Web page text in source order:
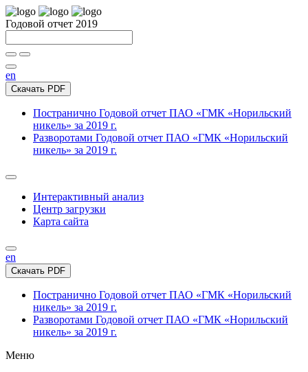
Годовой отчет 2019
en
Скачать PDF
Постранично Годовой отчет ПАО «ГМК «Норильский
никель» за 2019 г.
Разворотами Годовой отчет ПАО «ГМК «Норильский
никель» за 2019 г.
Интерактивный анализ
Центр загрузки
Карта сайта
en
Скачать PDF
Постранично Годовой отчет ПАО «ГМК «Норильский
никель» за 2019 г.
Разворотами Годовой отчет ПАО «ГМК «Норильский
никель» за 2019 г.
Меню